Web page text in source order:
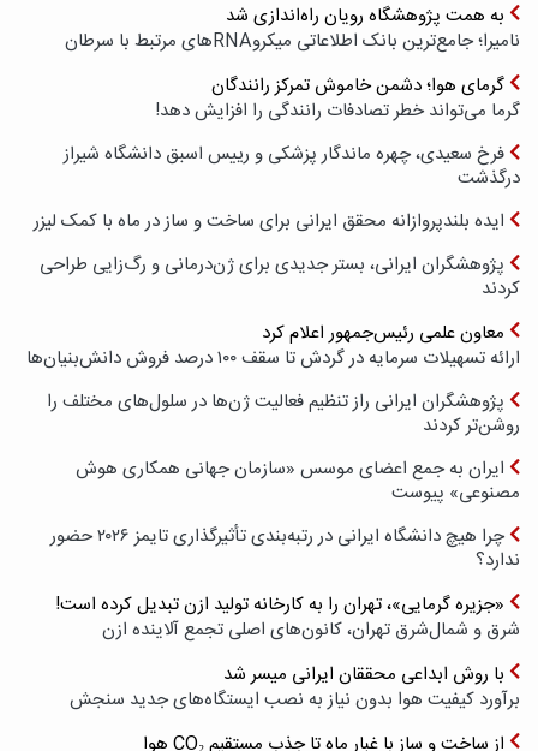
به همت پژوهشگاه رویان راه‌اندازی شد
نامیرا؛ جامع‌ترین بانک اطلاعاتی میکروRNAهای مرتبط با سرطان
گرمای هوا؛ دشمن خاموش تمرکز رانندگان
گرما می‌تواند خطر تصادفات رانندگی را افزایش دهد!
فرخ سعیدی، چهره ماندگار پزشکی و رییس اسبق دانشگاه شیراز
درگذشت
ایده بلندپروازانه محقق ایرانی برای ساخت و ساز در ماه با کمک لیزر
پژوهشگران ایرانی، بستر جدیدی برای ژن‌درمانی و رگ‌زایی طراحی
کردند
معاون علمی رئیس‌جمهور اعلام کرد
ارائه تسهیلات سرمایه در گردش تا سقف ۱۰۰ درصد فروش دانش‌بنیان‌ها
پژوهشگران ایرانی راز تنظیم فعالیت ژن‌ها در سلول‌های مختلف را
روشن‌تر کردند
ایران به جمع اعضای موسس «سازمان جهانی همکاری هوش
مصنوعی» پیوست
چرا هیچ دانشگاه ایرانی در رتبه‌بندی تأثیرگذاری تایمز ۲۰۲۶ حضور
ندارد؟
«جزیره گرمایی»، تهران را به کارخانه تولید ازن تبدیل کرده است!
شرق و شمال‌شرق تهران، کانون‌های اصلی تجمع آلاینده ازن
با روش ابداعی محققان ایرانی میسر شد
برآورد کیفیت هوا بدون نیاز به نصب ایستگاه‌های جدید سنجش
از ساخت و ساز با غبار ماه تا جذب مستقیم CO₂ هوا